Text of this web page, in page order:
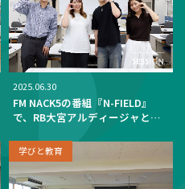
2025.06.30
FM NACK5の番組『N-FIELD』
で、RB大宮アルディージャとの
介しました
学びと教育